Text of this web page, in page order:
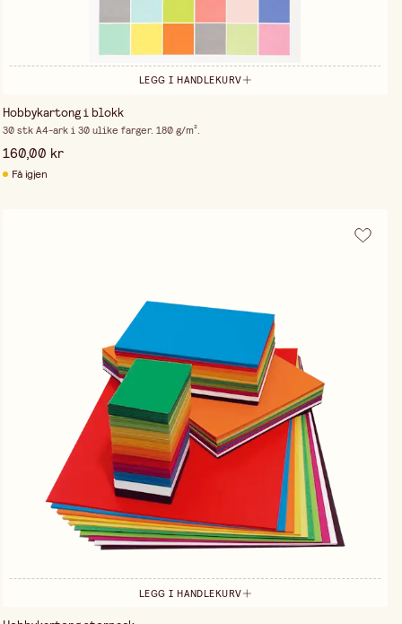
LEGG I HANDLEKURV
Hobbykartong i blokk
30 stk A4-ark i 30 ulike farger. 180 g/m².
160,00 kr
Få igjen
LEGG I HANDLEKURV